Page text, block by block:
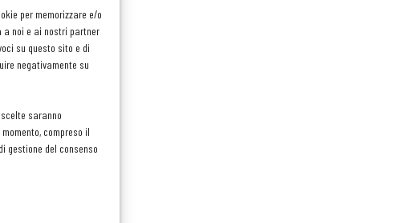
per memorizzare e/o
a noi e ai nostri partner
su questo sito e di
negativamente su
saranno
compreso il
gestione del consenso